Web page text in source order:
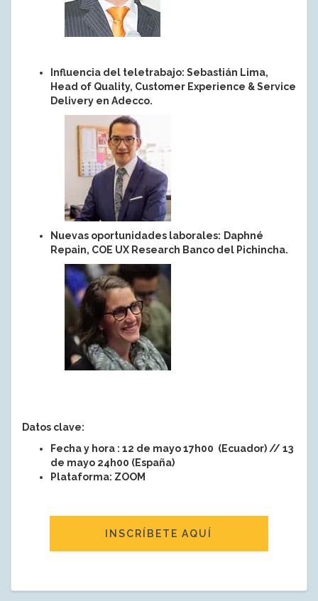
Influencia del teletrabajo: Sebastián Lima,
Head of Quality, Customer Experience & Service
Delivery en Adecco.
Nuevas oportunidades laborales: Daphné
Repain, COE UX Research Banco del Pichincha.
Datos clave:
Fecha y hora : 12 de mayo 17h00 (Ecuador) //13
de mayo 24h00 (España)
Plataforma: ZOOM
INSCRÍBETE AQUÍ